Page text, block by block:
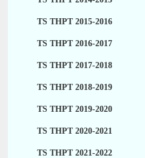
TS THPT 2015-2016
TS THPT 2016-2017
TS THPT 2017-2018
TS THPT 2018-2019
TS THPT 2019-2020
TS THPT 2020-2021
TS THPT 2021-2022